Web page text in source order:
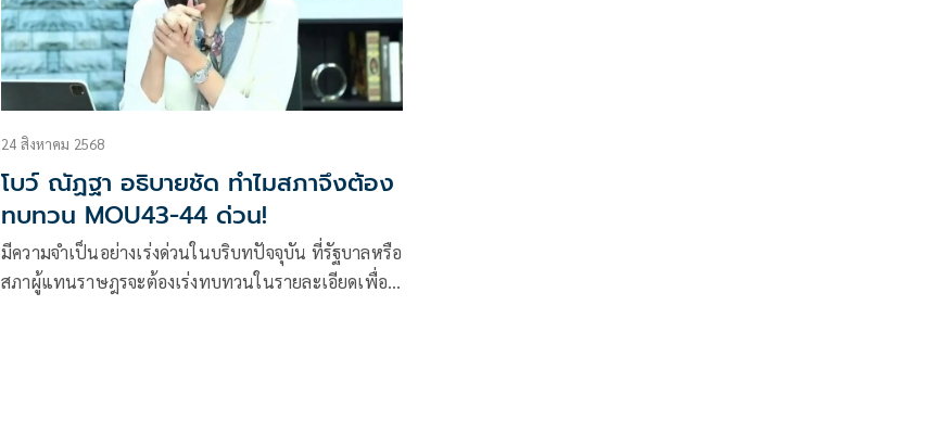
24 สิงหาคม 2568
โบว์ ณัฏฐา อธิบายชัด ทำไมสภาจึงต้อง
ทบทวน MOU43-44 ด่วน!
มีความจำเป็นอย่างเร่งด่วนในบริบทปัจจุบัน ที่รัฐบาลหรือ
สภาผู้แทนราษฎรจะต้องเร่งทบทวนในรายละเอียดเพื่อ